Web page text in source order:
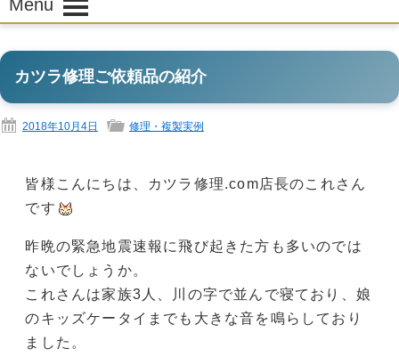
Menu
カツラ修理ご依頼品の紹介
2018年10月4日 修理・複製実例
皆様こんにちは、カツラ修理.com店長のこれさん
です
昨晩の緊急地震速報に飛び起きた方も多いのでは
ないでしょうか。
これさんは家族3人、川の字で並んで寝ており、娘
のキッズケータイまでも大きな音を鳴らしており
ました。